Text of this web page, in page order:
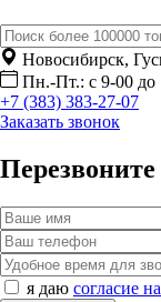
Новосибирск,
Пн.-Пт.: с 9-00 до
+7 (383) 383-27-07
Заказать звонок
я даю согласие